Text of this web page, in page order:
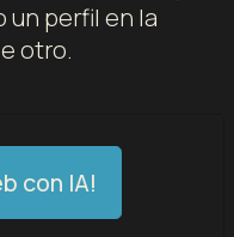
un perfil en la
otro.
con IA!